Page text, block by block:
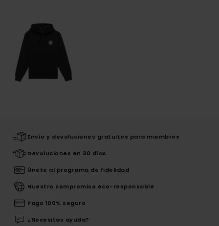
Envío y devoluciones gratuitos para miembros
Devoluciones en 30 días
Únete al programa de fidelidad
Nuestro compromiso eco-responsable
Pago 100% seguro
¿Necesitas ayuda?